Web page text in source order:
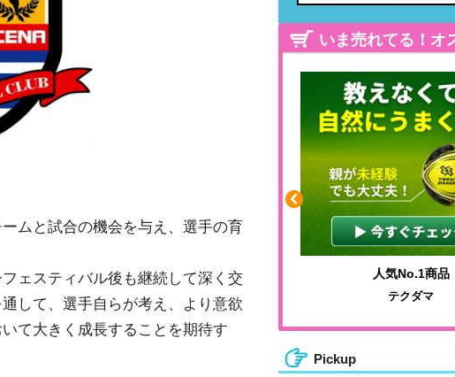
ムと試合の機会を与え、選手の育
ェスティバル後も継続して深く交
して、選手自らが考え、より意欲
て大きく成長することを期待す
いま売れてる！オ
ふくらはぎの張りや疲れに
ジュニアレッグリカバリー
人気No.1商品
テクダマ
Pickup